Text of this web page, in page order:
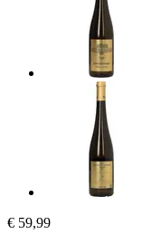
€ 59,99